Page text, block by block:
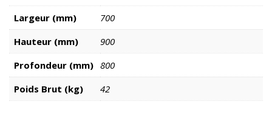
Largeur (mm)
700
Hauteur (mm)
900
Profondeur (mm) 800
Poids Brut (kg)
42